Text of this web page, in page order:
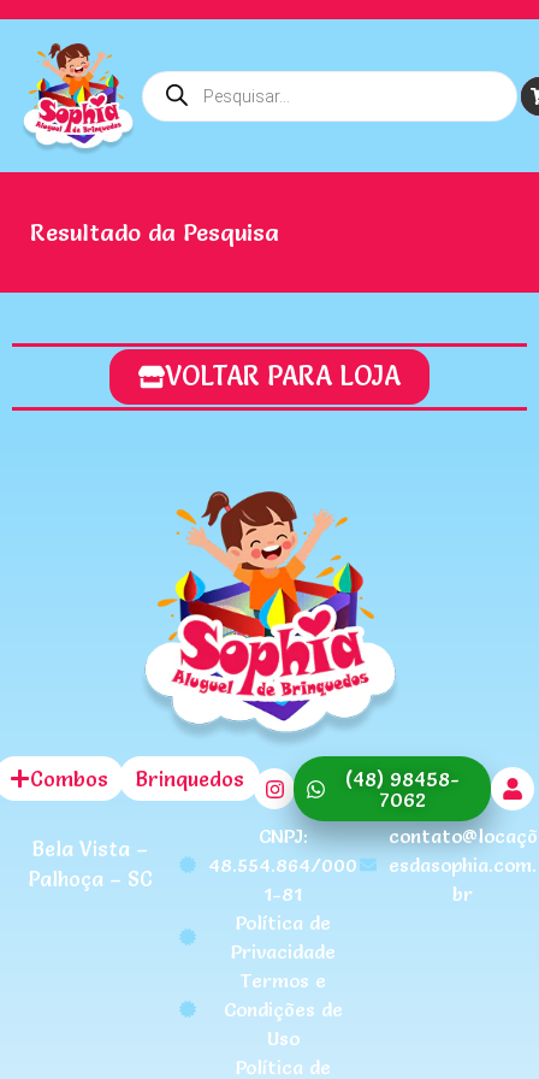
Resultado da Pesquisa
VOLTAR PARA LOJA
Combos Brinquedos
(48) 98458-
7062
Bela Vista –
Palhoça – SC
CNPJ:
48.554.864/000
1-81
Política de
Privacidade
Termos e
Condições de
Uso
Política de
contato@locaçõ
esdasophia.com.
br